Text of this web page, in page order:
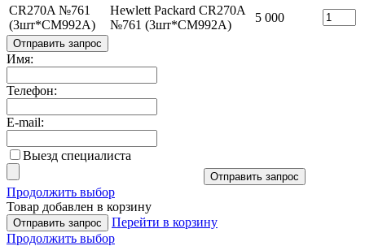
CR270A №761
(3шт*CM992A)
Hewlett Packard CR270A
№761 (3шт*CM992A)
5 000
Отправить запрос
Имя:
Телефон:
E-mail:
Выезд специалиста
Отправить запрос
Продолжить выбор
Товар добавлен в корзину
Отправить запрос
Перейти в корзину
Продолжить выбор